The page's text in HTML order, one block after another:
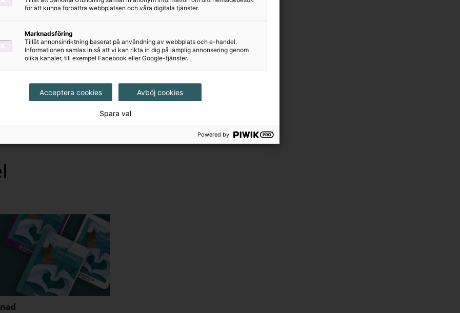
för att kunna förbättra webbplatsen och våra digitala tjänster.
Marknadsföring
Tillåt annonsinriktning baserat på användning av webbplats och e-handel.
Informationen samlas in så att vi kan rikta in dig på lämplig annonsering genom
olika kanaler, till exempel Facebook eller Google-tjänster.
Acceptera cookies Avböj cookies
Spara val
Powered by